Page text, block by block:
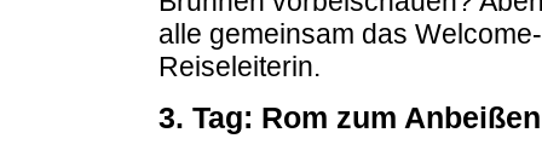
alle gemeinsam das
Reiseleiterin.
3. Tag: Rom zum Anbeißen